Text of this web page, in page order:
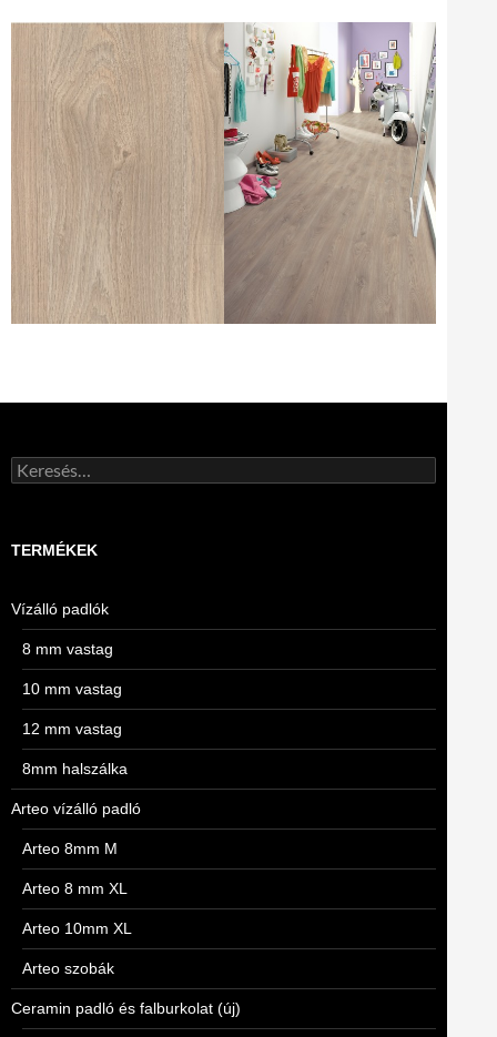
Keresés:
TERMÉKEK
Vízálló padlók
8 mm vastag
10 mm vastag
12 mm vastag
8mm halszálka
Arteo vízálló padló
Arteo 8mm M
Arteo 8 mm XL
Arteo 10mm XL
Arteo szobák
Ceramin padló és falburkolat (új)